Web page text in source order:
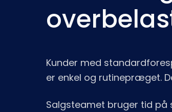
Kunder med
er enkel og rutinepræget.
Salgsteamet bruger tid på